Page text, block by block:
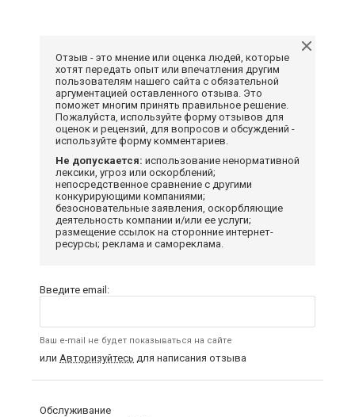
Отзыв - это мнение или оценка людей, которые
хотят передать опыт или впечатления другим
пользователям нашего сайта с обязательной
аргументацией оставленного отзыва. Это
поможет многим принять правильное решение.
Пожалуйста, используйте форму отзывов для
оценок и рецензий, для вопросов и обсуждений -
используйте форму комментариев.
Не допускается: использование ненормативной
лексики, угроз или оскорблений;
непосредственное сравнение с другими
конкурирующими компаниями;
безосновательные заявления, оскорбляющие
деятельность компании и/или ее услуги;
размещение ссылок на сторонние интернет-
ресурсы; реклама и самореклама.
Введите email:
Ваш e-mail не будет показываться на сайте
или Авторизуйтесь для написания отзыва
Обслуживание